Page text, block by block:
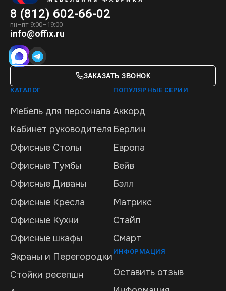
8 (812) 602-66-02
пн–пт 9:00–19:00
info@offix.ru
ЗАКАЗАТЬ ЗВОНОК
КАТАЛОГ
Мебель для персонала
Кабинет руководителя
Офисные Столы
Офисные Тумбы
Офисные Диваны
Офисные Кресла
Офисные Кухни
Офисные шкафы
Экраны и Перегородки
Стойки ресепшн
ПОПУЛЯРНЫЕ СЕРИИ
Аккорд
Берлин
Европа
Вейв
Бэлл
Матрикс
Стайл
Смарт
ИНФОРМАЦИЯ
Оставить отзыв